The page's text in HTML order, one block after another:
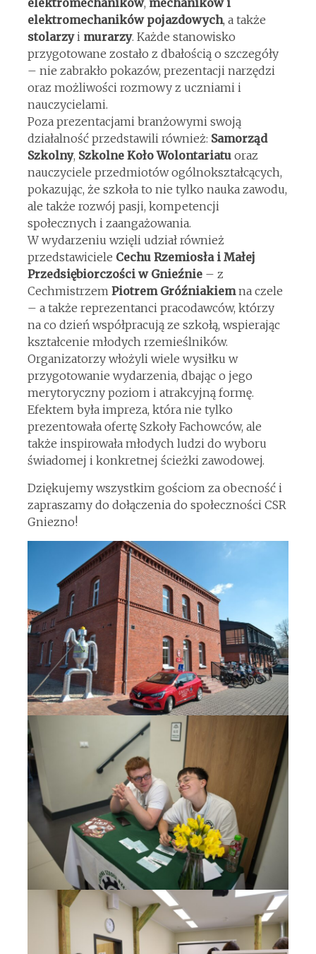
elektromechaników pojazdowych, a także
stolarzyi murarzy. Każde stanowisko
przygotowane zostało z dbałością o szczegóły
– nie zabrakło pokazów, prezentacji narzędzi
oraz możliwości rozmowy z uczniami i
nauczycielami.
Poza prezentacjami branżowymi swoją
działalność przedstawili również: Samorząd
Szkolny, Szkolne Koło Wolontariatuoraz
nauczyciele przedmiotów ogólnokształcących,
pokazując, że szkoła to nie tylko nauka zawodu,
ale także rozwój pasji, kompetencji
społecznych i zaangażowania.
W wydarzeniu wzięli udział również
przedstawiciele Cechu Rzemiosła i Małej
Przedsiębiorczości w Gnieźnie– z
Cechmistrzem Piotrem Gróźniakiemna czele
– a także reprezentanci pracodawców, którzy
na co dzień współpracują ze szkołą, wspierając
kształcenie młodych rzemieślników.
Organizatorzy włożyli wiele wysiłku w
przygotowanie wydarzenia, dbając o jego
merytoryczny poziom i atrakcyjną formę.
Efektem była impreza, która nie tylko
prezentowała ofertę Szkoły Fachowców, ale
także inspirowała młodych ludzi do wyboru
świadomej i konkretnej ścieżki zawodowej.
Dziękujemy wszystkim gościom za obecność i
zapraszamy do dołączenia do społeczności CSR
Gniezno!